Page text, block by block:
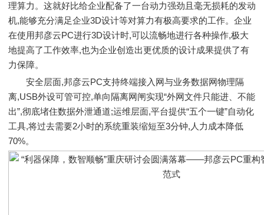
理算力。这就好比给企业配备了一台动力强劲且毫无损耗的发动
机,能够充分满足企业3D设计等对算力有极高要求的工作。企业
在使用邦彦云PC进行3D设计时,可以流畅地进行各种操作,极大
地提高了工作效率,也为企业创造出更优质的设计成果提供了有
力保障。
安全层面,邦彦云PC支持终端接入网与业务数据网物理隔
离,USB外设可管可控,单向隔离网闸实现“外网文件只能进、不能
出”,彻底堵住数据外泄通道;运维层面,平台提供“五个一键”自动化
工具,将过去需要2小时的系统重装缩短至3分钟,人力成本降低
70%。